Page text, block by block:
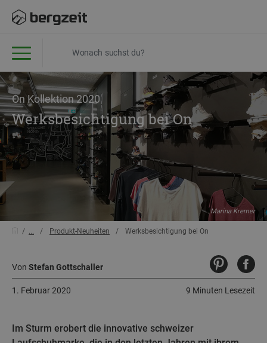
On Kollektion 2020
Werksbesichtigung bei On
Marina Kremer
... Produkt-Neuheiten Werksbesichtigung bei On
Von Stefan Gottschaller
9 Minuten Lesezeit
1. Februar 2020
Im Sturm erobert die innovative schweizer